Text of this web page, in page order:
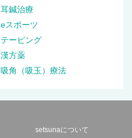
耳鍼治療
eスポーツ
テーピング
漢方薬
吸角（吸玉）療法
setsunaについて